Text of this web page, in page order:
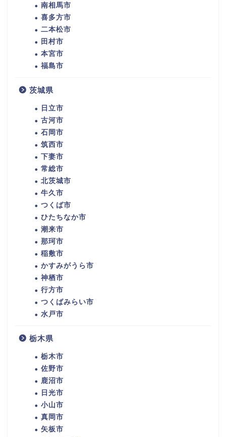
南相馬市
喜多方市
二本松市
田村市
本宮市
福島市
茨城県
日立市
古河市
石岡市
筑西市
下妻市
常総市
北茨城市
牛久市
つくば市
ひたちなか市
潮来市
那珂市
稲敷市
かすみがうら市
神栖市
行方市
つくばみらい市
水戸市
栃木県
栃木市
佐野市
鹿沼市
日光市
小山市
真岡市
矢板市